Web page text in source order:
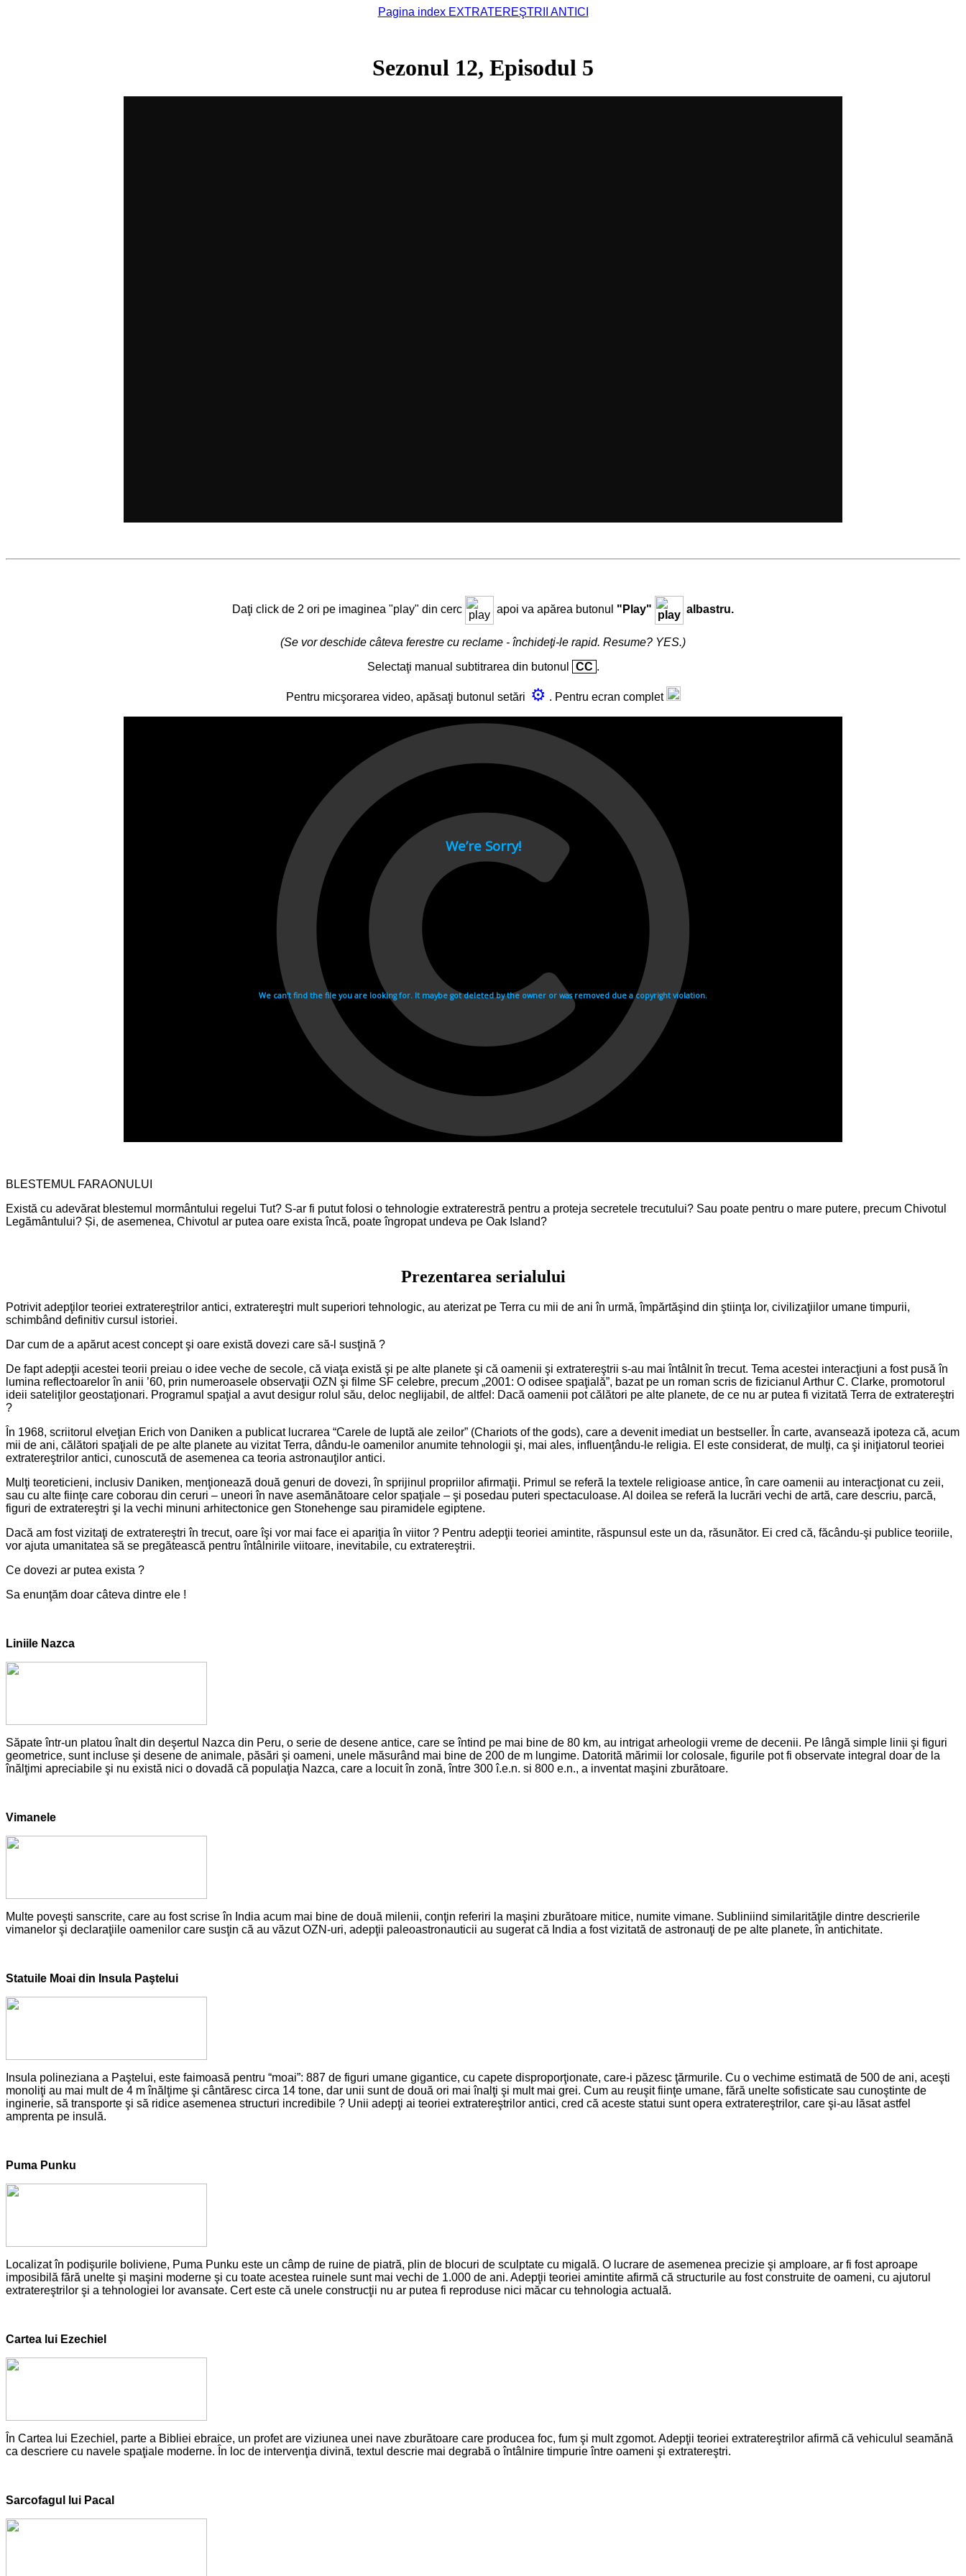
Pagina index EXTRATEREŞTRII ANTICI
Sezonul 12, Episodul 5
Daţi click de 2 ori pe imaginea "play" din cerc apoi va apărea butonul "Play" albastru.
(Se vor deschide câteva ferestre cu reclame - închideţi-le rapid. Resume? YES.)
Selectaţi manual subtitrarea din butonul
CC .
Pentru micşorarea video, apăsaţi butonul setări ⚙ . Pentru ecran complet
BLESTEMUL FARAONULUI
Există cu adevărat blestemul mormântului regelui Tut? S-ar fi putut folosi o tehnologie extraterestră pentru a proteja secretele trecutului? Sau poate pentru o mare putere, precum Chivotul
Legământului? Și, de asemenea, Chivotul ar putea oare exista încă, poate îngropat undeva pe Oak Island?
Prezentarea serialului
Potrivit adepţilor teoriei extratereştrilor antici, extratereştri mult superiori tehnologic, au aterizat pe Terra cu mii de ani în urmă, împărtăşind din ştiinţa lor, civilizaţiilor umane timpurii,
schimbând definitiv cursul istoriei.
Dar cum de a apărut acest concept şi oare există dovezi care să-l susţină ?
De fapt adepţii acestei teorii preiau o idee veche de secole, că viaţa există şi pe alte planete şi că oamenii şi extratereştrii s-au mai întâlnit în trecut. Tema acestei interacţiuni a fost pusă în
lumina reflectoarelor în anii ’60, prin numeroasele observaţii OZN şi filme SF celebre, precum „2001: O odisee spaţială”, bazat pe un roman scris de fizicianul Arthur C. Clarke, promotorul
ideii sateliţilor geostaţionari. Programul spaţial a avut desigur rolul său, deloc neglijabil, de altfel: Dacă oamenii pot călători pe alte planete, de ce nu ar putea fi vizitată Terra de extratereştri
?
În 1968, scriitorul elveţian Erich von Daniken a publicat lucrarea “Carele de luptă ale zeilor” (Chariots of the gods), care a devenit imediat un bestseller. În carte, avansează ipoteza că, acum
mii de ani, călători spaţiali de pe alte planete au vizitat Terra, dându-le oamenilor anumite tehnologii şi, mai ales, influenţându-le religia. El este considerat, de mulţi, ca şi iniţiatorul teoriei
extratereştrilor antici, cunoscută de asemenea ca teoria astronauţilor antici.
Mulţi teoreticieni, inclusiv Daniken, menţionează două genuri de dovezi, în sprijinul propriilor afirmaţii. Primul se referă la textele religioase antice, în care oamenii au interacţionat cu zeii,
sau cu alte fiinţe care coborau din ceruri – uneori în nave asemănătoare celor spaţiale – şi posedau puteri spectaculoase. Al doilea se referă la lucrări vechi de artă, care descriu, parcă,
figuri de extratereştri şi la vechi minuni arhitectonice gen Stonehenge sau piramidele egiptene.
Dacă am fost vizitaţi de extratereştri în trecut, oare îşi vor mai face ei apariţia în viitor ? Pentru adepţii teoriei amintite, răspunsul este un da, răsunător. Ei cred că, făcându-şi publice teoriile,
vor ajuta umanitatea să se pregătească pentru întâlnirile viitoare, inevitabile, cu extratereştrii.
Ce dovezi ar putea exista ?
Sa enunţăm doar câteva dintre ele !
Liniile Nazca
Săpate într-un platou înalt din deşertul Nazca din Peru, o serie de desene antice, care se întind pe mai bine de 80 km, au intrigat arheologii vreme de decenii. Pe lângă simple linii şi figuri
geometrice, sunt incluse şi desene de animale, păsări şi oameni, unele măsurând mai bine de 200 de m lungime. Datorită mărimii lor colosale, figurile pot fi observate integral doar de la
înălţimi apreciabile şi nu există nici o dovadă că populaţia Nazca, care a locuit în zonă, între 300 î.e.n. si 800 e.n., a inventat maşini zburătoare.
Vimanele
Multe poveşti sanscrite, care au fost scrise în India acum mai bine de două milenii, conţin referiri la maşini zburătoare mitice, numite vimane. Subliniind similarităţile dintre descrierile
vimanelor şi declaraţiile oamenilor care susţin că au văzut OZN-uri, adepţii paleoastronauticii au sugerat că India a fost vizitată de astronauţi de pe alte planete, în antichitate.
Statuile Moai din Insula Paştelui
Insula polineziana a Paştelui, este faimoasă pentru “moai”: 887 de figuri umane gigantice, cu capete disproporţionate, care-i păzesc ţărmurile. Cu o vechime estimată de 500 de ani, aceşti
monoliţi au mai mult de 4 m înălţime şi cântăresc circa 14 tone, dar unii sunt de două ori mai înalţi şi mult mai grei. Cum au reuşit fiinţe umane, fără unelte sofisticate sau cunoştinte de
inginerie, să transporte şi să ridice asemenea structuri incredibile ? Unii adepţi ai teoriei extratereştrilor antici, cred că aceste statui sunt opera extratereştrilor, care şi-au lăsat astfel
amprenta pe insulă.
Puma Punku
Localizat în podişurile boliviene, Puma Punku este un câmp de ruine de piatră, plin de blocuri de sculptate cu migală. O lucrare de asemenea precizie şi amploare, ar fi fost aproape
imposibilă fără unelte şi maşini moderne şi cu toate acestea ruinele sunt mai vechi de 1.000 de ani. Adepţii teoriei amintite afirmă că structurile au fost construite de oameni, cu ajutorul
extratereştrilor şi a tehnologiei lor avansate. Cert este că unele construcţii nu ar putea fi reproduse nici măcar cu tehnologia actuală.
Cartea lui Ezechiel
În Cartea lui Ezechiel, parte a Bibliei ebraice, un profet are viziunea unei nave zburătoare care producea foc, fum şi mult zgomot. Adepţii teoriei extratereştrilor afirmă că vehiculul seamănă
ca descriere cu navele spaţiale moderne. În loc de intervenţia divină, textul descrie mai degrabă o întâlnire timpurie între oameni şi extratereştri.
Sarcofagul lui Pacal